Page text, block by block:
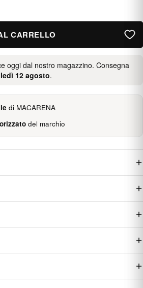
CARRELLO
oggi dal nostro magazzino. Consegna
12 agosto.
di MACARENA
del marchio